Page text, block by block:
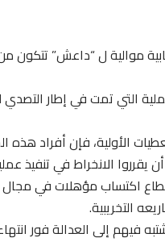
التي تمت في إطار
الأولية، فإن أفراد
يقرروا الانخراط في تنفيذ
اكتساب مؤهلات في
التخريبية.
فيهم إلى العدالة فور